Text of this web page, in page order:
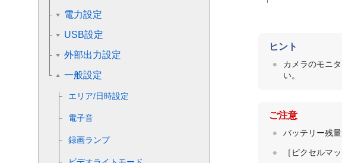
ヒント
カメラのモニ
い。
ご注意
バッテリー残
［ピクセルマ
電力設定
USB設定
外部出力設定
一般設定
エリア/日時設定
電子音
録画ランプ